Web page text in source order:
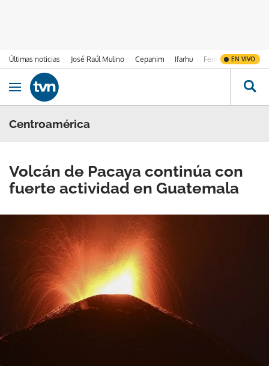
Últimas noticias José Raúl Mulino Cepanim Ifarhu Fenómeno de El
EN VIVO
Ir al contenido
Obrir navegació
Centroamérica
Volcán de Pacaya continúa con
fuerte actividad en Guatemala